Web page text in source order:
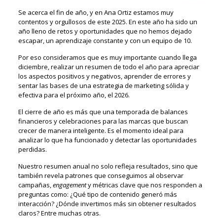
Se acerca el fin de año, y en Ana Ortiz estamos muy
contentos y orgullosos de este 2025. En este año ha sido un
año lleno de retos y oportunidades que no hemos dejado
escapar, un aprendizaje constante y con un equipo de 10.
Por eso consideramos que es muy importante cuando llega
diciembre, realizar un resumen de todo el año para apreciar
los aspectos positivos y negativos, aprender de errores y
sentar las bases de una estrategia de marketing sólida y
efectiva para el próximo año, el 2026.
El cierre de año es más que una temporada de balances
financieros y celebraciones para las marcas que buscan
crecer de manera inteligente. Es el momento ideal para
analizar lo que ha funcionado y detectar las oportunidades
perdidas.
Nuestro resumen anual no solo refleja resultados, sino que
también revela patrones que conseguimos al observar
campañas,engagementy métricas clave que nos responden a
preguntas como: ¿Qué tipo de contenido generó más
interacción? ¿Dónde invertimos más sin obtener resultados
claros? Entre muchas otras.